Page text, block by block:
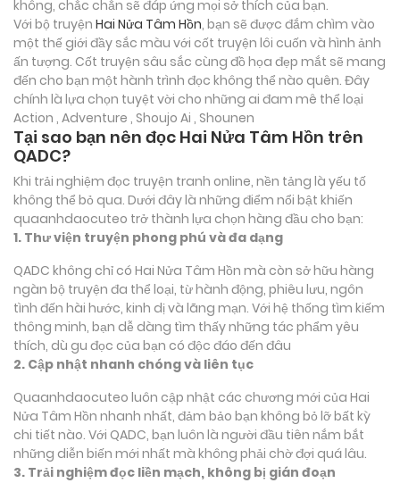
không, chắc chắn sẽ đáp ứng mọi sở thích của bạn.
Với bộ truyện Hai Nửa Tâm Hồn, bạn sẽ được đắm chìm vào
một thế giới đầy sắc màu với cốt truyện lôi cuốn và hình ảnh
ấn tượng. Cốt truyện sâu sắc cùng đồ họa đẹp mắt sẽ mang
đến cho bạn một hành trình đọc không thể nào quên. Đây
chính là lựa chọn tuyệt vời cho những ai đam mê thể loại
Action , Adventure , Shoujo Ai , Shounen
Tại sao bạn nên đọc Hai Nửa Tâm Hồn trên
QADC?
Khi trải nghiệm đọc truyện tranh online, nền tảng là yếu tố
không thể bỏ qua. Dưới đây là những điểm nổi bật khiến
quaanhdaocuteo trở thành lựa chọn hàng đầu cho bạn:
1. Thư viện truyện phong phú và đa dạng
QADC không chỉ có Hai Nửa Tâm Hồn mà còn sở hữu hàng
ngàn bộ truyện đa thể loại, từ hành động, phiêu lưu, ngôn
tình đến hài hước, kinh dị và lãng mạn. Với hệ thống tìm kiếm
thông minh, bạn dễ dàng tìm thấy những tác phẩm yêu
thích, dù gu đọc của bạn có độc đáo đến đâu
2. Cập nhật nhanh chóng và liên tục
Quaanhdaocuteo luôn cập nhật các chương mới của Hai
Nửa Tâm Hồn nhanh nhất, đảm bảo bạn không bỏ lỡ bất kỳ
chi tiết nào. Với QADC, bạn luôn là người đầu tiên nắm bắt
những diễn biến mới nhất mà không phải chờ đợi quá lâu.
3. Trải nghiệm đọc liền mạch, không bị gián đoạn